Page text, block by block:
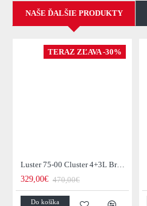
NAŠE ĎALŠIE PRODUKTY
TERAZ ZĽAVA -30%
Luster 75-00 Cluster 4+3L Brown + Jantar Glass
329,00€ 470,00€
Do košíka